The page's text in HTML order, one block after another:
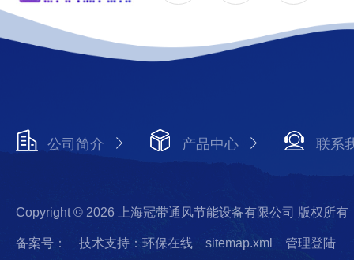
公司简介 产品中心 联系
Copyright © 2026 上海冠带通风节能设备有限公司 版权所有
备案号： 技术支持：环保在线 sitemap.xml 管理登陆